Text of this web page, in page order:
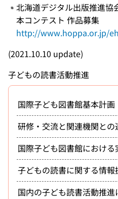
北海道デジタル出版推進協
本コンテスト 作品募集
http://www.hoppa.or.jp/
(2021.10.10 update)
子どもの読書活動推進
国際子ども図書館基本計画
研修・交流と関連機関との
国際子ども図書館における
子どもの読書に関する情報
国内の子ども読書活動推進